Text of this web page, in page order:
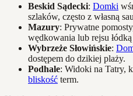
Beskid Sądecki: Domki
szlaków, często z własną
Mazury: Prywatne
wędkowania lub rejsu
Wybrzeże Słowińskie:
dostępem do dzikiej plaży.
Podhale: Widoki na Tatry,
bliskość term.